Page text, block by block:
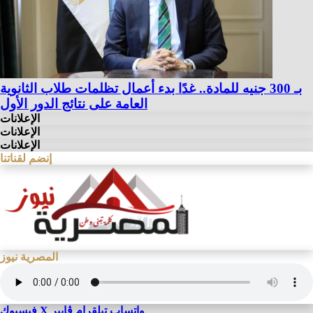
بـ 300 جنيه للمادة.. غدًا بدء أعمال تظلمات طلاب الثانوية
العامة على نتائج الدور الأول
الإعلانات
الإعلانات
الإعلانات
إنضم لقناتنا
المصرية نيوز
فيسبوك X واتساب تيلقرام ڤايبر